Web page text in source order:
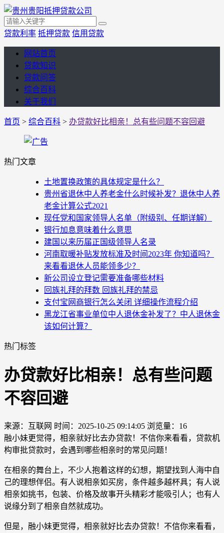
贷款利率 抵押贷款 信用贷款
网站首页
贷款知识
贷款问答
综合百科
关于我们
首页 > 综合百科 > 办贷款好比相亲！总有些问题不容回避
热门文章
土地置换政策的具体规定是什么？
贵州省退休中人养老金什么时候补发？退休中人养
老金计算公式2021
现任党和国家领导人名单（附级别、任期详解）
银行加息意味着什么意思
建国以来历届正国级领导人名录
河南取暖补贴发放标准及时间2023年 你知道吗？
来看看退休人员能领多少？
新公司设立登记需要准备哪些材料
回族礼拜的拜数 回族礼拜的禁忌
支付宝网商银行怎么关闭 详细操作流程介绍
黑龙江省事业单位中人退休金补发了？中人退休金
该如何计算？
热门标签
办贷款好比相亲！总有些问题
不容回避
来源：互联网 时间：2025-10-25 09:14:05 浏览量：16
融小妹更觉得，相亲就好比去办贷款！不信你来看看，贷款机
构审批贷款时，会遇到哪些相亲时的常见问题！
在相亲的舞台上，不少人抱着这样的幻想，期望找到人海中自
己的理想伴侣。有人说相亲如买房，条件越多越杯具；有人说
相亲如挑书，包装、价格及故事开头精彩才能吸引人；也有人
说缘分到了相亲自然就成功。
但是，融小妹更觉得，相亲就好比去办贷款！不信你来看看，